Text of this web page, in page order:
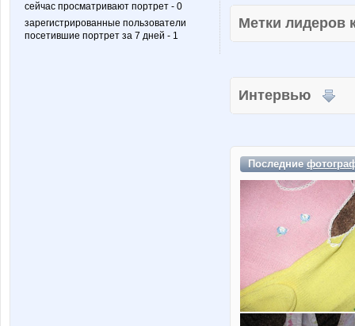
сейчас просматривают портрет - 0
зарегистрированные пользователи
посетившие портрет за 7 дней - 1
Метки
Интервью
Последние